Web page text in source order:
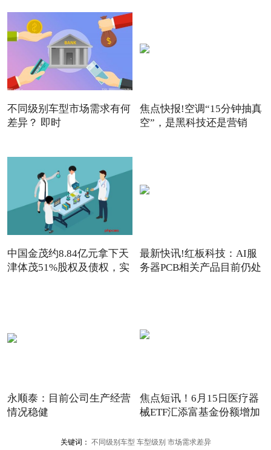
不同级别车型市场需求有何
差异？ 即时
焦点快报!空调“15分钟抽真
空”，是黑科技还是营销
中国金茂约8.84亿元拿下天
津体茂51%股权及债权，实
最新快讯!红板科技：AI服
务器PCB相关产品目前仍处
永顺泰：目前公司生产经营
情况稳健
焦点短讯！6月15日医疗器
械ETF汇添富基金份额增加
关键词： 不同级别车型 车型级别 市场需求差异